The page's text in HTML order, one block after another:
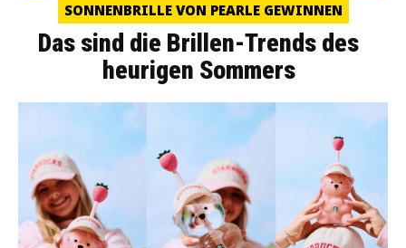
SONNENBRILLE VON PEARLE GEWINNEN
Das sind die Brillen-Trends des
heurigen Sommers